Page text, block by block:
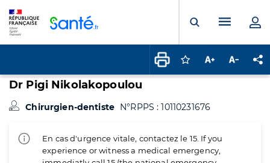
Ouvrir laMenu
Connectez-vous
Augmenter la
Dr Pigi Nikolakopoulou
Chirurgien-dentiste N°RPPS : 10110231676
En cas d'urgence vitale, contactez le 15. If you
experience or witness a medical emergency,